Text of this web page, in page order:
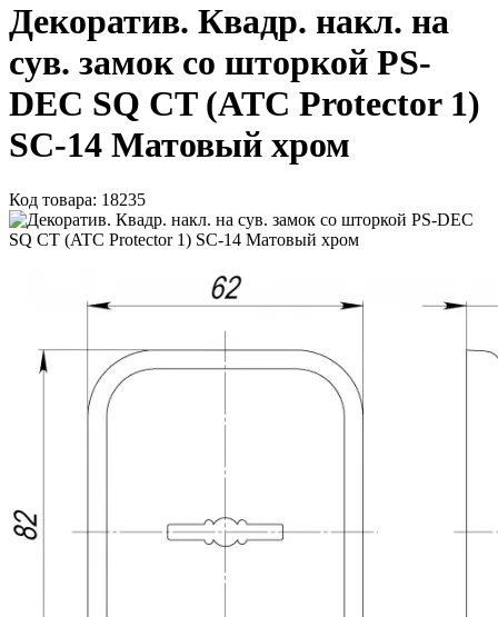
Декоратив. Квадр. накл. на
сув. замок со шторкой PS-
DEC SQ CT (ATC Protector 1)
SC-14 Матовый хром
Код товара: 18235